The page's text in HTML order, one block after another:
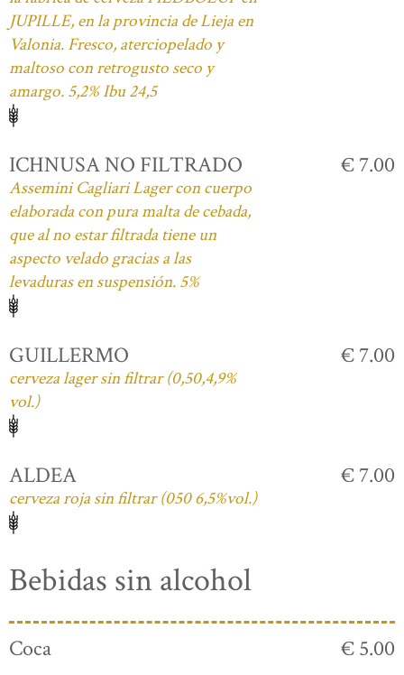
JUPILLE, en la provincia de Lieja en
Valonia. Fresco, aterciopelado y
maltoso con retrogusto seco y
amargo. 5,2% Ibu 24,5
ICHNUSA NO FILTRADO
Assemini Cagliari Lager con cuerpo
elaborada con pura malta de cebada,
que al no estar filtrada tiene un
aspecto velado gracias a las
levaduras en suspensión. 5%
€ 7.00
GUILLERMO
cerveza lager sin filtrar (0,50,4,9%
vol.)
€ 7.00
ALDEA
cerveza roja sin filtrar (050 6,5%vol.)
€ 7.00
Bebidas sin alcohol
Coca
€ 5.00